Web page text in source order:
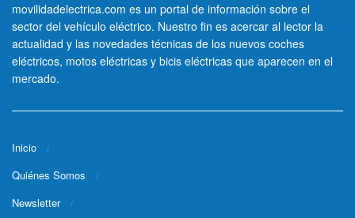
movilidadelectrica.com es un portal de información sobre el
sector del vehículo eléctrico. Nuestro fin es acercar al lector la
actualidad y las novedades técnicas de los nuevos coches
eléctricos, motos eléctricas y bicis eléctricas que aparecen en el
mercado.
Inicio
Quiénes Somos
Newsletter